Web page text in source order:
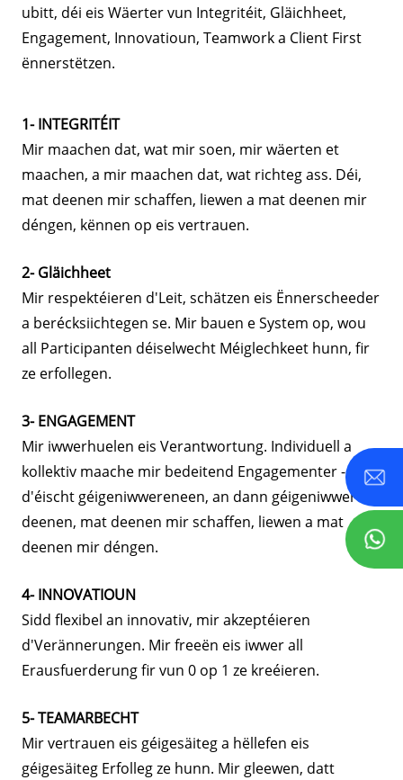
ubitt, déi eis Wäerter vun Integritéit, Gläichheet,
Engagement, Innovatioun, Teamwork a Client First
ënnerstëtzen.
1- INTEGRITÉIT
Mir maachen dat, wat mir soen, mir wäerten et
maachen, a mir maachen dat, wat richteg ass. Déi,
mat deenen mir schaffen, liewen a mat deenen mir
déngen, kënnen op eis vertrauen.
2- Gläichheet
Mir respektéieren d'Leit, schätzen eis Ënnerscheeder
a berécksiichtegen se. Mir bauen e System op, wou
all Participanten déiselwecht Méiglechkeet hunn, fir
ze erfollegen.
3- ENGAGEMENT
Mir iwwerhuelen eis Verantwortung. Individuell a
kollektiv maache mir bedeitend Engagementer - fir
d'éischt géigeniwwereneen, an dann géigeniwwer
deenen, mat deenen mir schaffen, liewen a mat
deenen mir déngen.
4- INNOVATIOUN
Sidd flexibel an innovativ, mir akzeptéieren
d'Verännerungen. Mir freeën eis iwwer all
Erausfuerderung fir vun 0 op 1 ze kreéieren.
5- TEAMARBECHT
Mir vertrauen eis géigesäiteg a hëllefen eis
géigesäiteg Erfolleg ze hunn. Mir gleewen, datt